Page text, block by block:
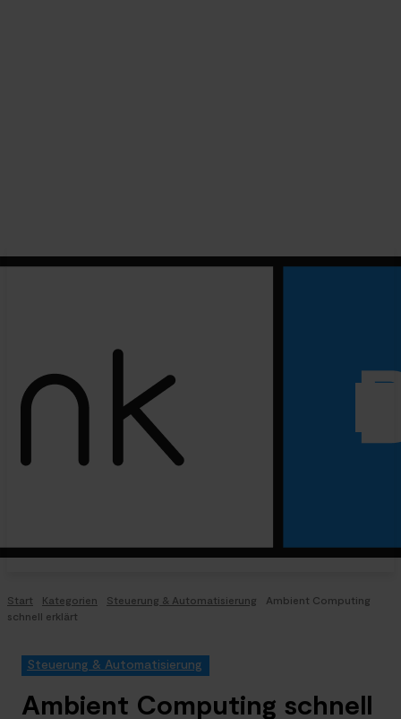
Start Kategorien Steuerung & Automatisierung
Ambient Computing
schnell erklärt
Steuerung & Automatisierung
Ambient Computing schnell